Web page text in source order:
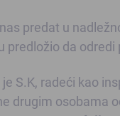
predat u
predložio da odredi
S.K, radeći kao
drugim osobama